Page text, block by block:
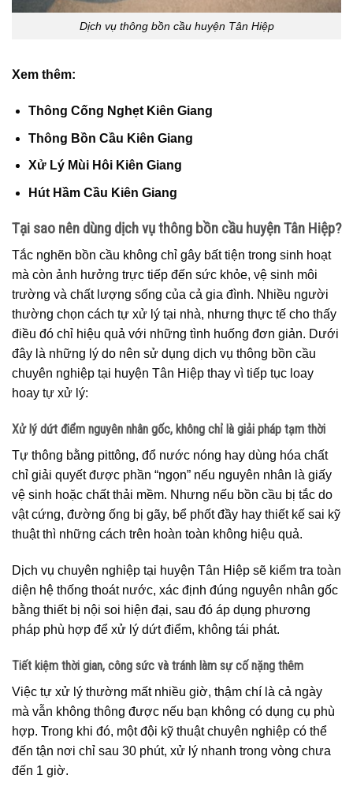
Dịch vụ thông bồn cầu huyện Tân Hiệp
Xem thêm:
Thông Cống Nghẹt Kiên Giang
Thông Bồn Cầu Kiên Giang
Xử Lý Mùi Hôi Kiên Giang
Hút Hầm Cầu Kiên Giang
Tại sao nên dùng dịch vụ thông bồn cầu huyện Tân Hiệp?
Tắc nghẽn bồn cầu không chỉ gây bất tiện trong sinh hoạt
mà còn ảnh hưởng trực tiếp đến sức khỏe, vệ sinh môi
trường và chất lượng sống của cả gia đình. Nhiều người
thường chọn cách tự xử lý tại nhà, nhưng thực tế cho thấy
điều đó chỉ hiệu quả với những tình huống đơn giản. Dưới
đây là những lý do nên sử dụng dịch vụ thông bồn cầu
chuyên nghiệp tại huyện Tân Hiệp thay vì tiếp tục loay
hoay tự xử lý:
Xử lý dứt điểm nguyên nhân gốc, không chỉ là giải pháp tạm thời
Tự thông bằng pittông, đổ nước nóng hay dùng hóa chất
chỉ giải quyết được phần “ngọn” nếu nguyên nhân là giấy
vệ sinh hoặc chất thải mềm. Nhưng nếu bồn cầu bị tắc do
vật cứng, đường ống bị gãy, bể phốt đầy hay thiết kế sai kỹ
thuật thì những cách trên hoàn toàn không hiệu quả.
Dịch vụ chuyên nghiệp tại huyện Tân Hiệp sẽ kiểm tra toàn
diện hệ thống thoát nước, xác định đúng nguyên nhân gốc
bằng thiết bị nội soi hiện đại, sau đó áp dụng phương
pháp phù hợp để xử lý dứt điểm, không tái phát.
Tiết kiệm thời gian, công sức và tránh làm sự cố nặng thêm
Việc tự xử lý thường mất nhiều giờ, thậm chí là cả ngày
mà vẫn không thông được nếu bạn không có dụng cụ phù
hợp. Trong khi đó, một đội kỹ thuật chuyên nghiệp có thể
đến tận nơi chỉ sau 30 phút, xử lý nhanh trong vòng chưa
đến 1 giờ.